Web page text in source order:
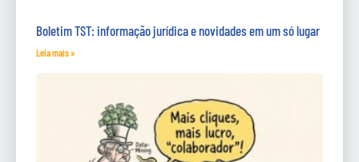
Boletim TST: informação jurídica e novidades em um só lugar
Leia mais »